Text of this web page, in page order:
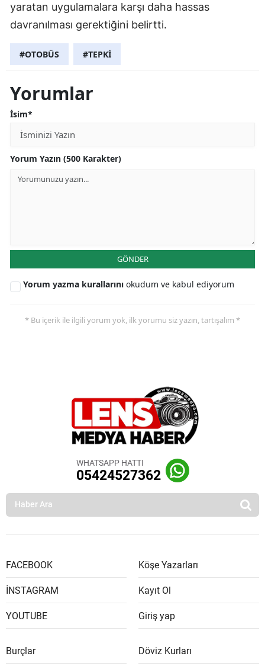
yaratan uygulamalara karşı daha hassas
davranılması gerektiğini belirtti.
#OTOBÜS #TEPKİ
Yorumlar
İsim*
Yorum Yazın (500 Karakter)
GÖNDER
Yorum yazma kurallarını okudum ve kabul ediyorum
* Bu içerik ile ilgili yorum yok, ilk yorumu siz yazın, tartışalım *
WHATSAPP HATTI
05424527362
FACEBOOK
İNSTAGRAM
YOUTUBE
Köşe Yazarları
Kayıt Ol
Giriş yap
Burçlar Döviz Kurları